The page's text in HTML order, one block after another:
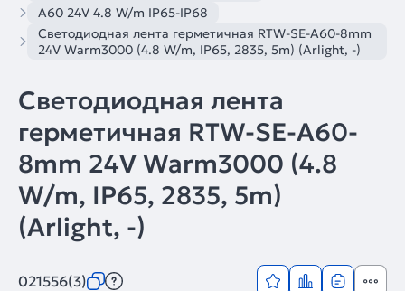
A60 24V 4.8 W/m IP65-IP68
Светодиодная лента герметичная RTW-SE-A60-8mm
24V Warm3000 (4.8 W/m, IP65, 2835, 5m) (Arlight, -)
Светодиодная лента
герметичная RTW-SE-A60-
8mm 24V Warm3000 (4.8
W/m, IP65, 2835, 5m)
(Arlight, -)
021556(3)